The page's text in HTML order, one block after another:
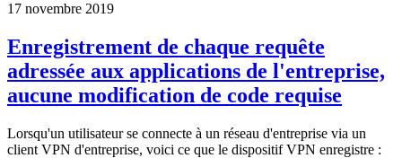
17 novembre 2019
Enregistrement de chaque requête
adressée aux applications de l'entreprise,
aucune modification de code requise
Lorsqu'un utilisateur se connecte à un réseau d'entreprise via un
client VPN d'entreprise, voici ce que le dispositif VPN enregistre :